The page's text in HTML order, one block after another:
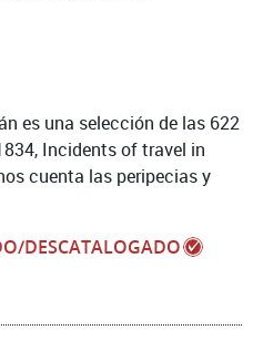
DESCATALOGADO
es una selección de las 622
Incidents of travel in
cuenta las peripecias y